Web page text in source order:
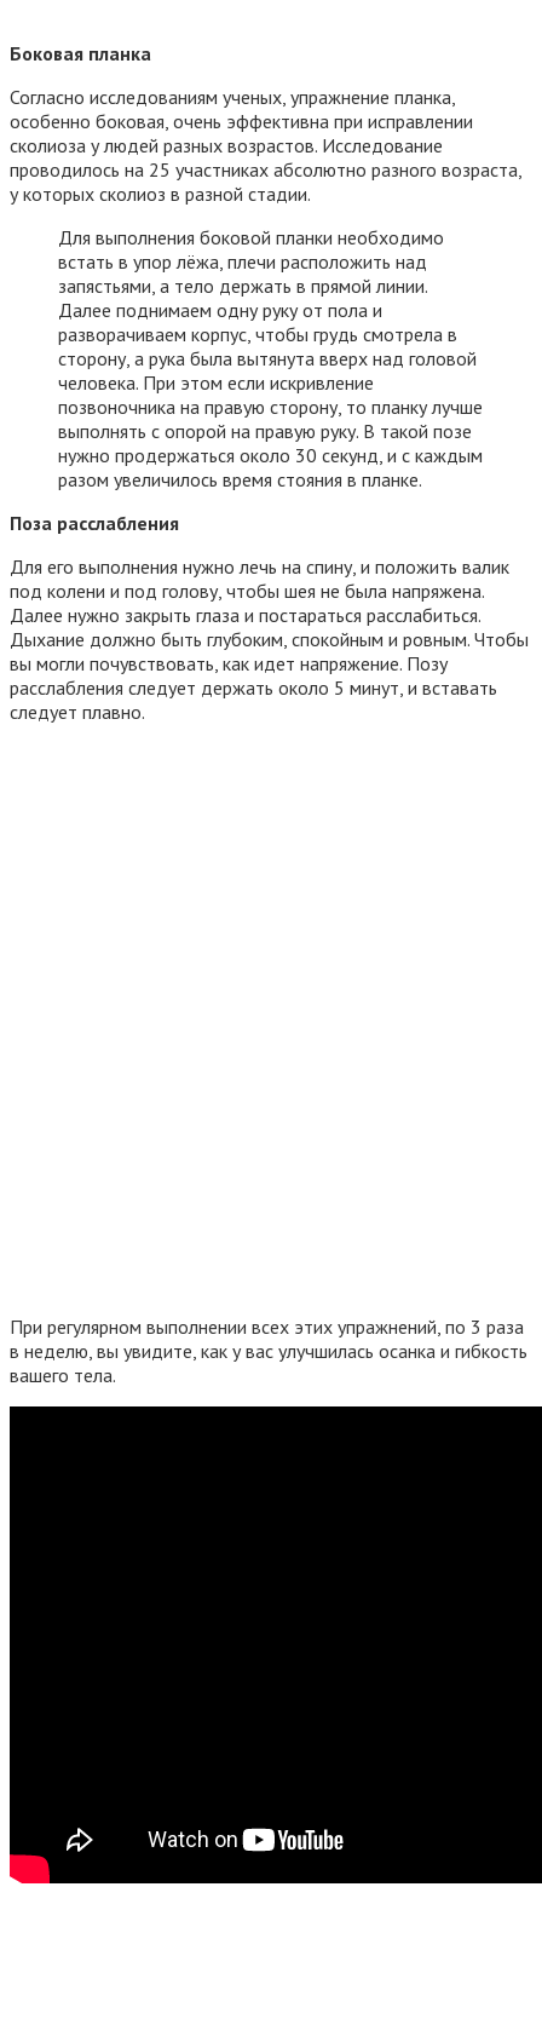
Боковая планка
Согласно исследованиям ученых, упражнение планка,
особенно боковая, очень эффективна при исправлении
сколиоза у людей разных возрастов. Исследование
проводилось на 25 участниках абсолютно разного возраста,
у которых сколиоз в разной стадии.
Для выполнения боковой планки необходимо
встать в упор лёжа, плечи расположить над
запястьями, а тело держать в прямой линии.
Далее поднимаем одну руку от пола и
разворачиваем корпус, чтобы грудь смотрела в
сторону, а рука была вытянута вверх над головой
человека. При этом если искривление
позвоночника на правую сторону, то планку лучше
выполнять с опорой на правую руку. В такой позе
нужно продержаться около 30 секунд, и с каждым
разом увеличилось время стояния в планке.
Поза расслабления
Для его выполнения нужно лечь на спину, и положить валик
под колени и под голову, чтобы шея не была напряжена.
Далее нужно закрыть глаза и постараться расслабиться.
Дыхание должно быть глубоким, спокойным и ровным. Чтобы
вы могли почувствовать, как идет напряжение. Позу
расслабления следует держать около 5 минут, и вставать
следует плавно.
При регулярном выполнении всех этих упражнений, по 3 раза
в неделю, вы увидите, как у вас улучшилась осанка и гибкость
вашего тела.